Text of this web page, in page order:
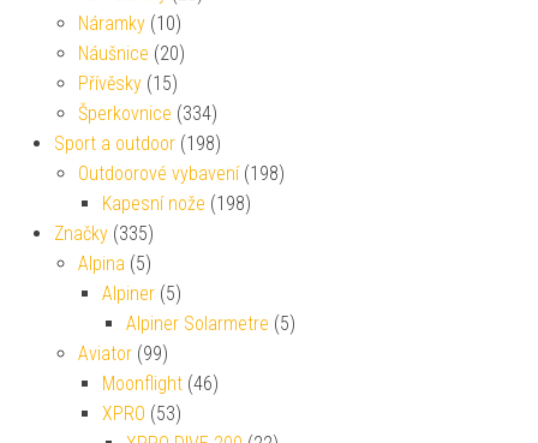
Náramky (10)
Náušnice (20)
Přívěsky (15)
Šperkovnice (334)
Sport a outdoor (198)
Outdoorové vybavení (198)
Kapesní nože (198)
Značky (335)
Alpina (5)
Alpiner (5)
Alpiner Solarmetre (5)
Aviator (99)
Moonflight (46)
XPRO (53)